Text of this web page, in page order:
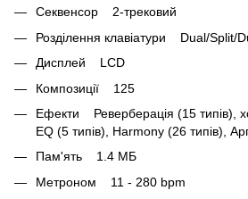
Секвенсор 2-трековий
Розділення клавіатури Dual/Split/
Дисплей LCD
Композиції 125
Ефекти Реверберація (15 типів),
EQ (5 типів), Harmony (26 типів),
Пам'ять 1.4 МБ
Метроном 11 - 280 bpm